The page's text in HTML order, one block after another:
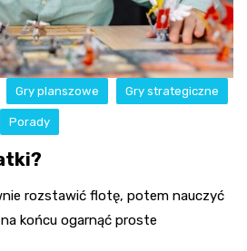
Gry planszowe Gry strategiczne
Porady
rozstawić flotę, potem nauczyć
końcu ogarnąć proste